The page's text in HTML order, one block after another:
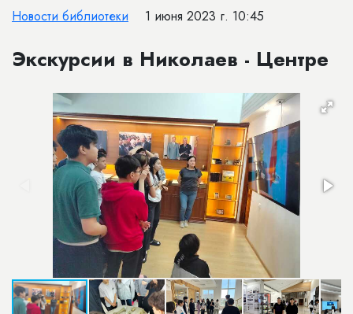
Новости библиотеки 1 июня 2023 г. 10:45
Экскурсии в Николаев - Центре